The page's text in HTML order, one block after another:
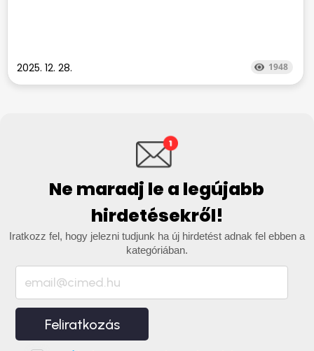
2025. 12. 28. 1948
Ne maradj le a legújabb
hirdetésekről!
Iratkozz fel, hogy jelezni tudjunk ha új hirdetést adnak fel ebben a
kategóriában.
Feliratkozás